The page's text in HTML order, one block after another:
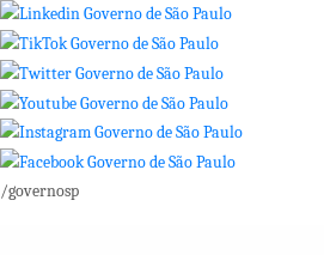
/governosp